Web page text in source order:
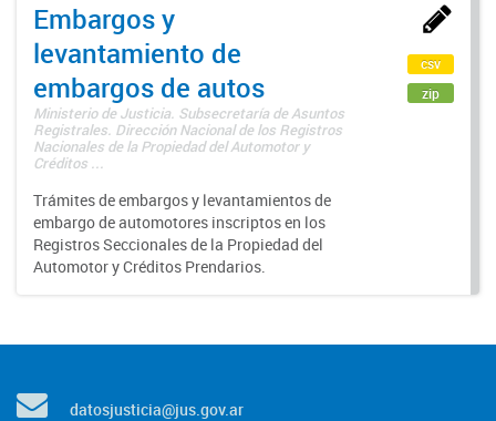
Embargos y
levantamiento de
embargos de autos
Ministerio de Justicia. Subsecretaría de Asuntos
Registrales. Dirección Nacional de los Registros
Nacionales de la Propiedad del Automotor y
Créditos ...
Trámites de embargos y levantamientos de
embargo de automotores inscriptos en los
Registros Seccionales de la Propiedad del
Automotor y Créditos Prendarios.
csv
zip
datosjusticia@jus.gov.ar